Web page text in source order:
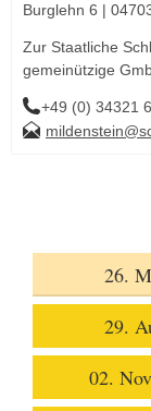
Burglehn 6 |
Zur Staatliche
gemeinützige
+49 (0) 34321
26.
29.
02.